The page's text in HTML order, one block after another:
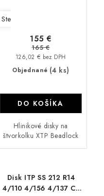
Stels
Objednané (4 ks)
126,02 € bez DPH
155 €
165 €
DO KOŠÍKA
Hlinikové disky na
štvorkolku XTP Beadlock
Disk ITP SS 212 R14
4/110 4/156 4/137 CF